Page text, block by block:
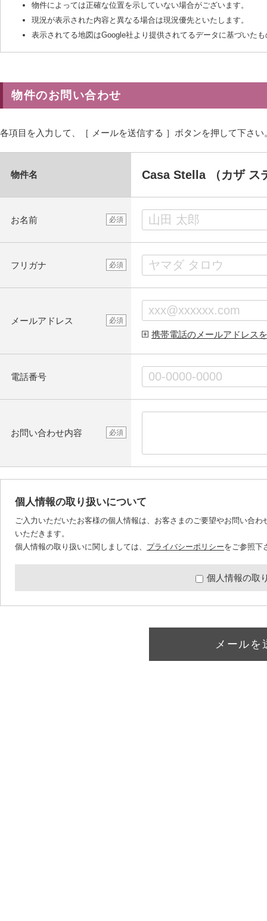
物件によっては正確な位置を示していない場合がございます。
現況が表示された内容と異なる場合は現況優先といたします。
表示されてる地図はGoogle社より提供されてるデータに基づいた
物件のお問い合わせ
各項目を入力して、［ メールを送信する ］ボタンを押して下さい
物件名 Casa Stella （カザ ス
お名前 必須
フリガナ 必須
メールアドレス 必須
携帯電話のメールアドレス
電話番号
お問い合わせ内容 必須
個人情報の取り扱いについて
ご入力いただいたお客様の個人情報は、お客さまのご要望やお問い合
いただきます。
個人情報の取り扱いに関しましては、 プライバシーポリシーをご参照下
個人情報の取
メールを